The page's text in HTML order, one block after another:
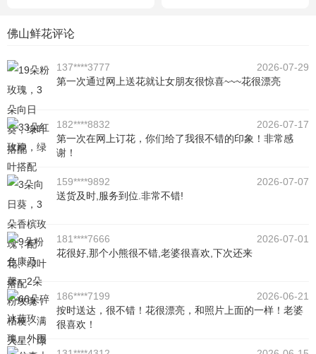
佛山鲜花评论
137****3777
2026-07-29
第一次通过网上送花就让女朋友很惊喜~~~花很漂亮
182****8832
2026-07-17
第一次在网上订花，你们给了我很不错的印象！非常感
谢！
159****9892
2026-07-07
送货及时,服务到位.非常不错!
181****7666
2026-07-01
花很好,那个小熊很不错,老婆很喜欢,下次还来
186****7199
2026-06-21
按时送达，很不错！花很漂亮，和照片上面的一样！老婆
很喜欢！